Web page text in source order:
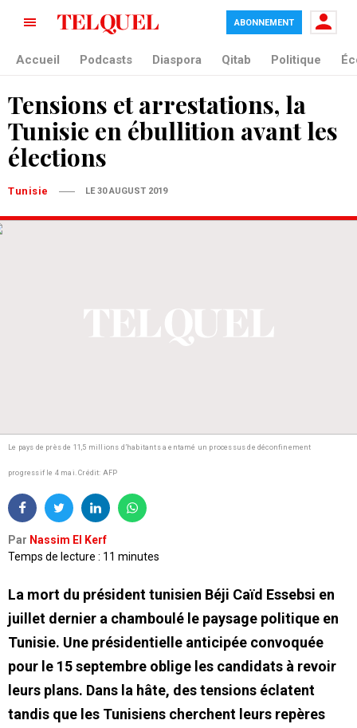
ABONNEMENT
Accueil Podcasts Diaspora Qitab Politique
Tensions et arrestations, la
Tunisie en ébullition avant les
élections
Tunisie LE 30 AUGUST 2019
Le pays de près de 11,5 millions d’habitants a entamé un processus de déconfinement
progressif le 4 mai.Crédit: AFP
Par Nassim El Kerf
Temps de lecture : 11 minutes
La mort du président tunisien Béji Caïd Essebsi en
juillet dernier a chamboulé le paysage politique en
Tunisie. Une présidentielle anticipée convoquée
pour le 15 septembre oblige les candidats à revoir
leurs plans. Dans la hâte, des tensions éclatent
tandis que les Tunisiens cherchent leurs repères